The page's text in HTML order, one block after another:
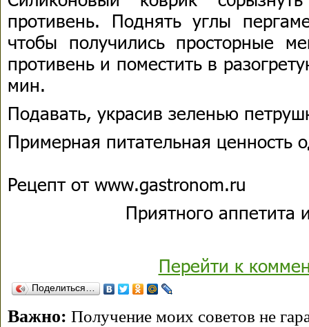
противень. Поднять углы
чтобы получились просторные
противень и поместить в
мин.
Подавать, украсив зеленью
Примерная питательная ценность
Рецепт от www.gastronom.ru
Приятного аппетита
Перейти к
Поделиться…
Важно: Получение моих советов не